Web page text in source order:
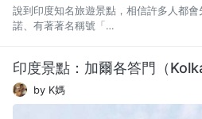
說到印度知名旅遊景點，相信許多人都
諾、有著著名稱號「…
印度景點：加爾各答門（
by K媽